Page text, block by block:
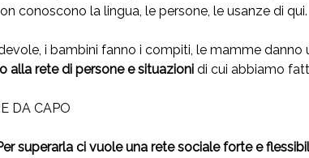
conoscono la lingua, le persone, le usanze di qui.
i bambini fanno i compiti, le mamme danno
alla rete di persone e situazioni di cui abbiamo
DA CAPO
superarla ci vuole una rete sociale forte e